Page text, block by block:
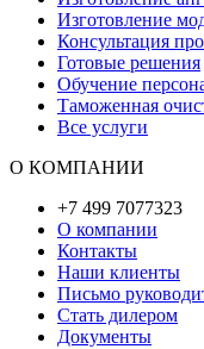
Изготовление
Консультация
Готовые решения
Обучение
Таможенная
Все услуги
О КОМПАНИИ
+7 499 7077323
О компании
Контакты
Наши клиенты
Письмо
Стать дилером
Документы